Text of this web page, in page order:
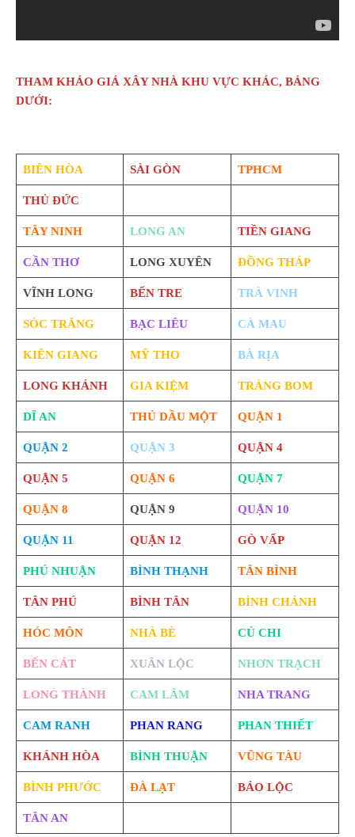
THAM KHẢO GIÁ XÂY NHÀ KHU VỰC KHÁC, BẢNG
DƯỚI:
BIÊN HÒA SÀI GÒN TPHCM
THỦ ĐỨC
TÂY NINH LONG AN TIỀN GIANG
CẦN THƠ LONG XUYÊN ĐỒNG THÁP
VĨNH LONG BẾN TRE TRÀ VINH
SÓC TRĂNG BẠC LIÊU CÀ MAU
KIÊN GIANG MỸ THO BÀ RỊA
LONG KHÁNH GIA KIỆM TRẢNG BOM
DĨ AN THỦ DẦU MỘT QUẬN 1
QUẬN 2 QUẬN 3 QUẬN 4
QUẬN 5 QUẬN 6 QUẬN 7
QUẬN 8 QUẬN 9 QUẬN 10
QUẬN 11 QUẬN 12 GÒ VẤP
PHÚ NHUẬN BÌNH THẠNH TÂN BÌNH
TÂN PHÚ BÌNH TÂN BÌNH CHÁNH
HÓC MÔN NHÀ BÈ CỦ CHI
BẾN CÁT XUÂN LỘC NHƠN TRẠCH
LONG THÀNH CAM LÂM NHA TRANG
CAM RANH PHAN RANG PHAN THIẾT
KHÁNH HÒA BÌNH THUẬN VŨNG TÀU
BÌNH PHƯỚC ĐÀ LẠT BẢO LỘC
TÂN AN